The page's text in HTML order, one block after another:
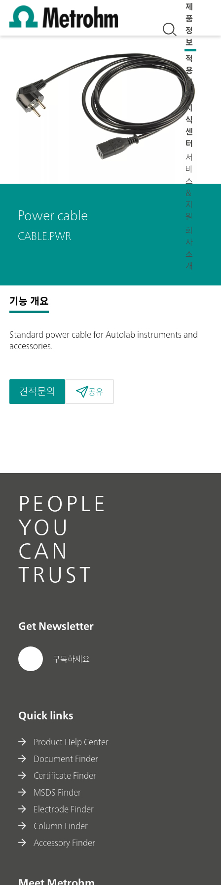
제
품
정
보
적
용
분
야
지
식
센
터
서
비
스
&
지
원
회
사
소
개
Power cable
CABLE.PWR
기능 개요
Standard power cable for Autolab instruments and
accessories.
견적문의 공유
PEOPLE
YOU
CAN
TRUST
Get Newsletter
구독하세요
Quick links
Product Help Center
Document Finder
Certificate Finder
MSDS Finder
Electrode Finder
Column Finder
Accessory Finder